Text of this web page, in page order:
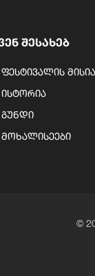
ᲨᲔᲡᲐᲮᲔᲑ
ფესტივალის მისია
ისტორია
გუნდი
მოხალისეები
©